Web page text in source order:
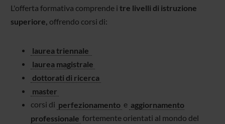
L'offerta formativa comprende i tre livelli di istruzione
superiore, offrendo corsi di:
laurea triennale
laurea magistrale
dottorati di ricerca
master
corsi di perfezionamento e aggiornamento
professionale fortemente orientati al mondo del